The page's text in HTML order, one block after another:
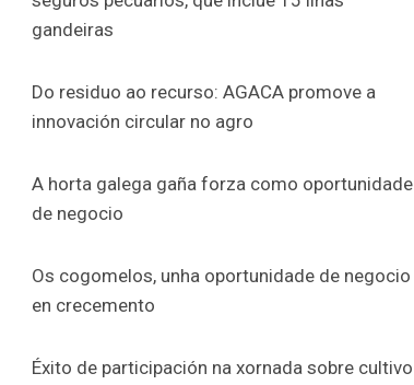
gandeiras
Do residuo ao recurso: AGACA promove a
innovación circular no agro
A horta galega gaña forza como oportunidade
de negocio
Os cogomelos, unha oportunidade de negocio
en crecemento
Éxito de participación na xornada sobre cultivo